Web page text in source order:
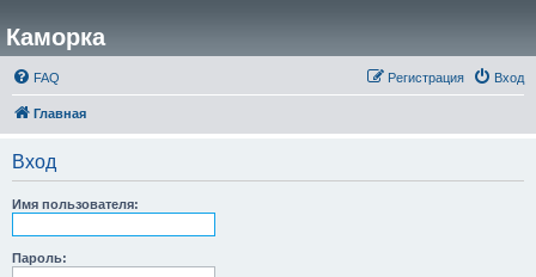
Каморка
FAQ Вход
Регистрация
Главная
Вход
Имя пользователя:
Пароль: